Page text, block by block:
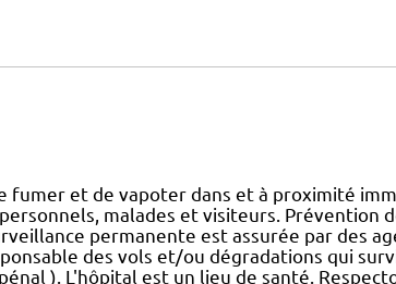
fumer et de vapoter dans et à proximité
malades et visiteurs. Prévention
permanente est assurée par des
des vols et/ou dégradations qui
). L'hôpital est un lieu de santé.